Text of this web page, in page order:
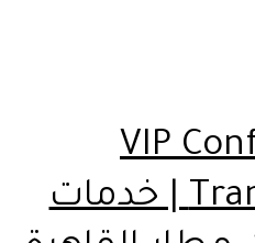
VIP
Transportation | خدمات